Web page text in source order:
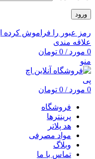
ورود
رمز عبور را فراموش کرده
علاقه مندی
0 مورد /
0 تومان
منو
0 مورد /
0 تومان
فروشگاه
پرینترها
هد پلاتر
مواد مصرفی
وبلاگ
تماس با ما